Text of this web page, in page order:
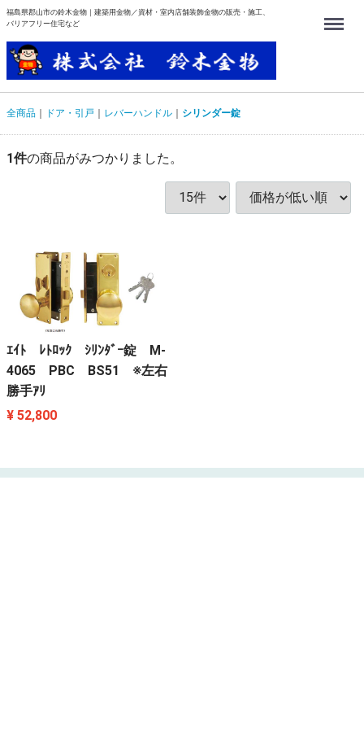
福島県郡山市の鈴木金物｜建築用金物／資材・室内店舗装飾金物の販売・施工、
バリアフリー住宅など
Menu
全商品 ドア・引戸 レバーハンドル シリンダー錠
1件の商品がみつかりました。
ｴｲﾄ ﾚﾄﾛｯｸ ｼﾘﾝﾀﾞｰ錠 M-
4065 PBC BS51 ※左右
勝手ｱﾘ
¥ 52,800